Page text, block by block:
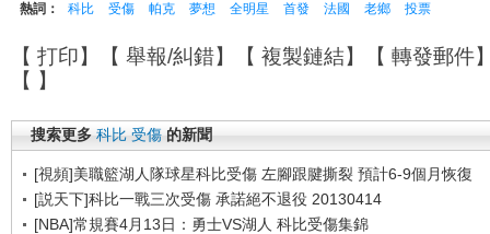
熱詞： 科比 受傷 帕克 夢想 全明星 首發 法國 老鄉 投票
【 打印】【 舉報/糾錯】【 複製鏈結】【 轉發郵件
【 】
搜索更多 科比 受傷 的新聞
[視頻]美職籃湖人隊球星科比受傷 左腳跟腱撕裂 預計6-9個月恢復
[説天下]科比一戰三次受傷 承諾絕不退役 20130414
[NBA]常規賽4月13日：勇士VS湖人 科比受傷集錦